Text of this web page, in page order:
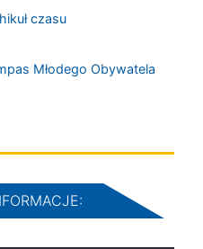
czasu
Młodego Obywatela